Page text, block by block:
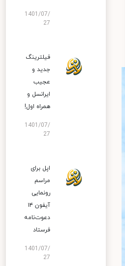
1401/07/
27
فیلترینگ
جدید و
عجیب
ایرانسل و
همراه اول!
1401/07/
27
اپل برای
مراسم
رونمایی
آیفون ۱۴
دعوت‌نامه
فرستاد
1401/07/
27